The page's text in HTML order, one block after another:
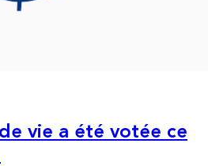
vie a été votée ce